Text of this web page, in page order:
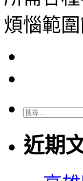
煩惱範
搜
關
鍵
近期